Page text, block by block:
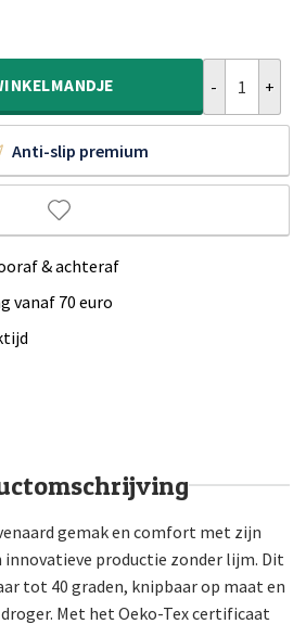
Anti-slip premium
& achteraf
vanaf 70 euro
gemak en comfort met zijn
productie zonder lijm. Dit
tot 40 graden, knipbaar op maat en
Met het Oeko-Tex certificaat